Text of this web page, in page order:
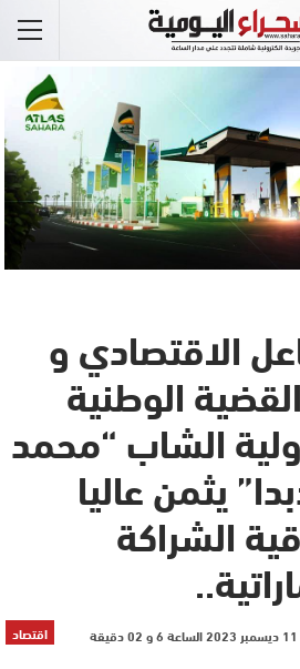
الاقتصادي و
الوطنية
الشاب “محمد
يثمن عاليا
الشراكة
اقتصاد 11 ديسمبر 2023 الساعة 6 و 02 دقيقة